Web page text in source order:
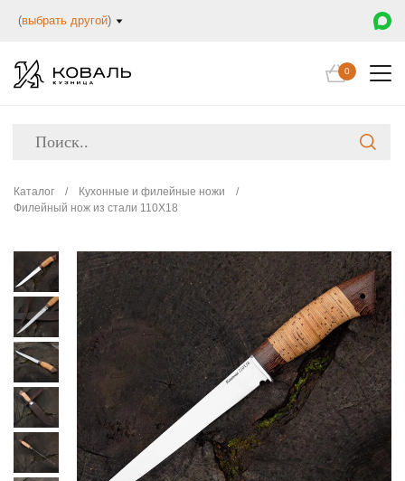
(выбрать другой)
0
Каталог / Кухонные и филейные ножи
/
Филейный нож из стали 110Х18